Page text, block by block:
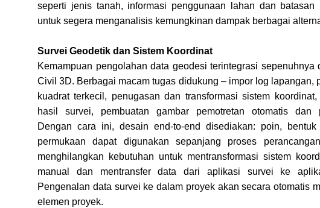
seperti jenis tanah, informasi penggunaan lahan dan batasan
untuk segera menganalisis kemungkinan dampak berbagai
Survei Geodetik dan Sistem Koordinat
Kemampuan pengolahan data geodesi terintegrasi sepenuhnya
Civil 3D. Berbagai macam tugas didukung – impor log lapangan,
kuadrat terkecil, penugasan dan transformasi sistem koordinat,
hasil survei, pembuatan gambar pemotretan otomatis dan
Dengan cara ini, desain end-to-end disediakan: poin,
permukaan dapat digunakan sepanjang proses
menghilangkan kebutuhan untuk mentransformasi sistem
manual dan mentransfer data dari aplikasi survei ke
Pengenalan data survei ke dalam proyek akan secara otomatis
elemen proyek.